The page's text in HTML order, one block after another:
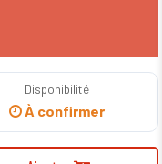
Disponibilité
À confirmer